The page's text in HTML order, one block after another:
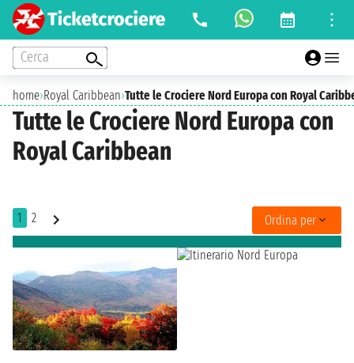
Cerca
home›Royal Caribbean›Tutte le Crociere Nord Europa con Royal
Tutte le Crociere Nord Europa con
Royal Caribbean
1 2 Ordina per